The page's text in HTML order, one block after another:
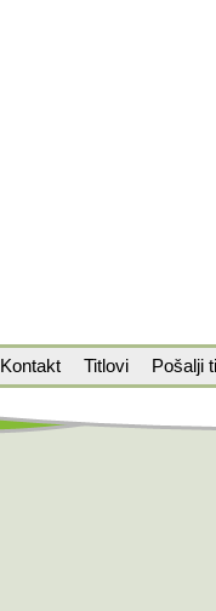
Kontakt Titlovi Pošalji